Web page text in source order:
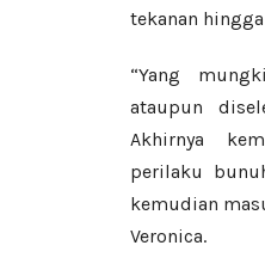
tekanan
“Yang
ataupun
Akhirnya
perilaku
kemudian
Veronica.